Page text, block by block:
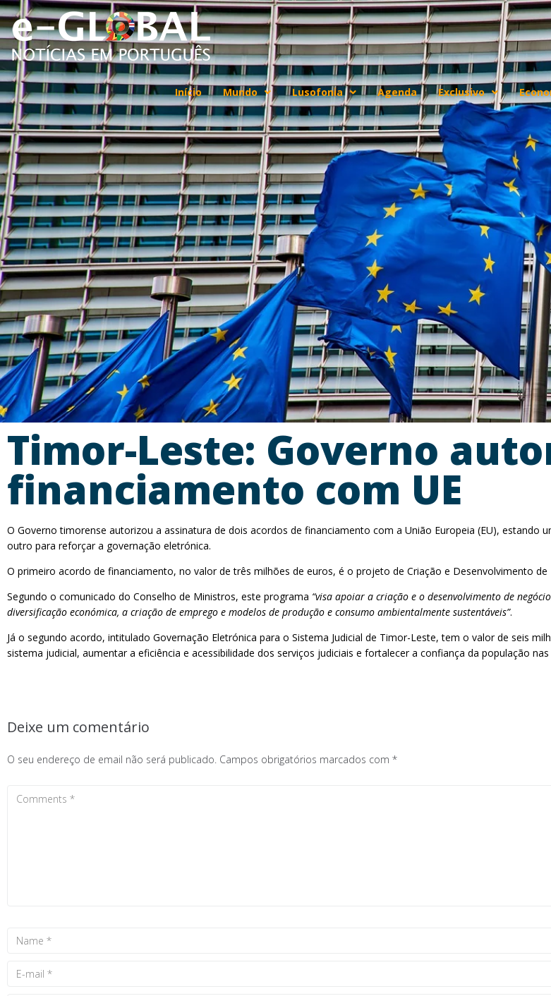
Início Mundo Lusofonia Agenda Exclusivo
Timor-Leste: Governo
financiamento com UE
O Governo timorense autorizou a assinatura de dois acordos de financiamento com a União Europeia (EU),
outro para reforçar a governação eletrónica.
O primeiro acordo de financiamento, no valor de três milhões de euros, é o projeto de Criação e Desenvolvimento de
Segundo o comunicado do Conselho de Ministros, este programa “visa apoiar a criação e o desenvolvimento de
diversificação económica, a criação de emprego e modelos de produção e consumo ambientalmente sustentáveis”.
Já o segundo acordo, intitulado Governação Eletrónica para o Sistema Judicial de Timor-Leste, tem o valor de seis
sistema judicial, aumentar a eficiência e acessibilidade dos serviços judiciais e fortalecer a confiança da população
Deixe um comentário
O seu endereço de email não será publicado. Campos obrigatórios marcados com *